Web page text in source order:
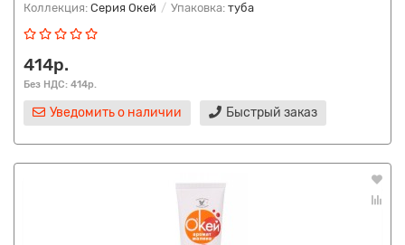
Коллекция: Серия Окей Упаковка: туба
414р.
Без НДС: 414р.
Уведомить о наличии Быстрый заказ